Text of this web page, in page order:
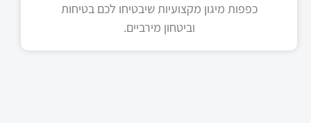
כפפות מיגון מקצועיות שיבטיחו לכם בטיחות
וביטחון מירביים.